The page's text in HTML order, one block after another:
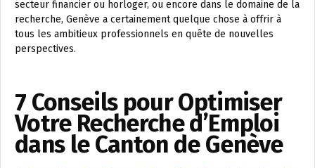
secteur financier ou horloger, ou encore dans le domaine de la
recherche, Genève a certainement quelque chose à offrir à
tous les ambitieux professionnels en quête de nouvelles
perspectives.
7 Conseils pour Optimiser
Votre Recherche d’Emploi
dans le Canton de Genève